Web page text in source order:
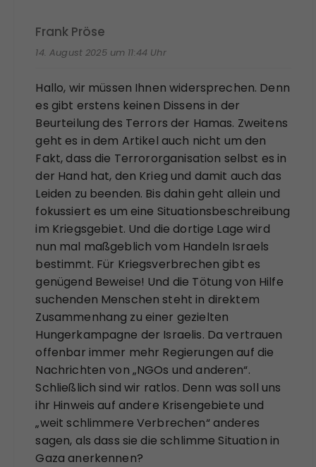
Frank Pröse
14. August 2025 um 11:44 Uhr
Hallo, wir müssen Ihnen widersprechen. Denn
es gibt erstens keinen Dissens in der
Beurteilung des Terrors der Hamas. Zweitens
geht es in dem Artikel auch nicht um den
Fakt, dass die Terrororganisation selbst es in
der Hand hat, den Krieg und damit auch das
Leiden zu beenden. Bis dahin geht allein und
fokussiert es um eine Situationsbeschreibung
im Kriegsgebiet. Und die dortige Lage wird
nun mal maßgeblich vom Handeln Israels
bestimmt. Für Kriegsverbrechen gibt es
genügend Beweise! Und die Tötung von Hilfe
suchenden Menschen steht in direktem
Zusammenhang zu einer gezielten
Hungerkampagne der Israelis. Da vertrauen
offenbar immer mehr Regierungen auf die
Nachrichten von „NGOs und anderen“.
Schließlich sind wir ratlos. Denn was soll uns
ihr Hinweis auf andere Krisengebiete und
„weit schlimmere Verbrechen“ anderes
sagen, als dass sie die schlimme Situation in
Gaza anerkennen?